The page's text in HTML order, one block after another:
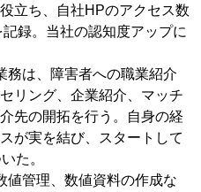
立ち、自社HPのアクセス数
録。当社の認知度アップに
は、障害者への職業紹介
リング、企業紹介、マッチ
先の開拓を行う。自身の経
が実を結び、スタートして
た。
管理、数値資料の作成な